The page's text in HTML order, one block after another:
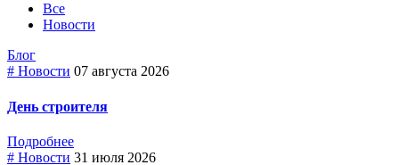
Все
Новости
Блог
# Новости 07 августа 2026
День строителя
Подробнее
# Новости 31 июля 2026